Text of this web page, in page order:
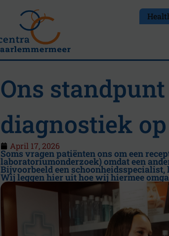
Ons
diagnostiek
April 17, 2026
Soms vragen patiënten ons om een
laboratoriumonderzoek) omdat een
Bijvoorbeeld een
Wij leggen hier uit hoe wij hiermee